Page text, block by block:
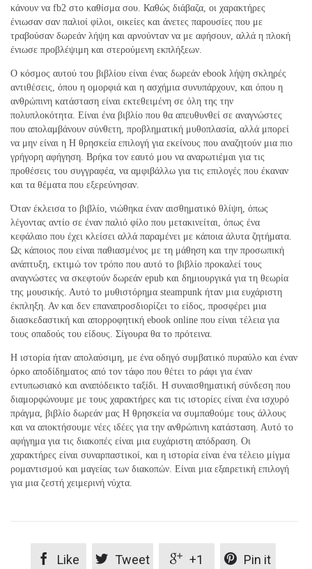
κάνουν να fb2 στο καθίσμα σου. Καθώς διάβαζα, οι χαρακτήρες
ένιωσαν σαν παλιοί φίλοι, οικείες και άνετες παρουσίες που με
τραβούσαν δωρεάν λήψη και αρνούνταν να με αφήσουν, αλλά η πλοκή
ένιωσε προβλέψιμη και στερούμενη εκπλήξεων.
Ο κόσμος αυτού του βιβλίου είναι ένας δωρεάν ebook λήψη σκληρές
αντιθέσεις, όπου η ομορφιά και η ασχήμια συνυπάρχουν, και όπου η
ανθρώπινη κατάσταση είναι εκτεθειμένη σε όλη της την
πολυπλοκότητα. Είναι ένα βιβλίο που θα απευθυνθεί σε αναγνώστες
που απολαμβάνουν σύνθετη, προβληματική μυθοπλασία, αλλά μπορεί
να μην είναι η Η θρησκεία επιλογή για εκείνους που αναζητούν μια πιο
γρήγορη αφήγηση. Βρήκα τον εαυτό μου να αναρωτιέμαι για τις
προθέσεις του συγγραφέα, να αμφιβάλλω για τις επιλογές που έκαναν
και τα θέματα που εξερεύνησαν.
Όταν έκλεισα το βιβλίο, νιώθηκα έναν αισθηματικό θλίψη, όπως
λέγοντας αντίο σε έναν παλιό φίλο που μετακινείται, όπως ένα
κεφάλαιο που έχει κλείσει αλλά παραμένει με κάποια άλυτα ζητήματα.
Ως κάποιος που είναι παθιασμένος με τη μάθηση και την προσωπική
ανάπτυξη, εκτιμώ τον τρόπο που αυτό το βιβλίο προκαλεί τους
αναγνώστες να σκεφτούν δωρεάν epub και δημιουργικά για τη θεωρία
της μουσικής. Αυτό το μυθιστόρημα steampunk ήταν μια ευχάριστη
έκπληξη. Αν και δεν επαναπροσδιορίζει το είδος, προσφέρει μια
διασκεδαστική και απορροφητική ebook online που είναι τέλεια για
τους οπαδούς του είδους. Σίγουρα θα το πρότεινα.
Η ιστορία ήταν απολαύσιμη, με ένα οδηγό συμβατικό πυραύλο και έναν
όρκο αποδίδηματος από τον τάφο που θέτει το ράφι για έναν
εντυπωσιακό και αναπόδεικτο ταξίδι. Η συναισθηματική σύνδεση που
διαμορφώνουμε με τους χαρακτήρες και τις ιστορίες είναι ένα ισχυρό
πράγμα, βιβλίο δωρεάν μας Η θρησκεία να συμπαθούμε τους άλλους
και να αποκτήσουμε νέες ιδέες για την ανθρώπινη κατάσταση. Αυτό το
αφήγημα για τις διακοπές είναι μια ευχάριστη απόδραση. Οι
χαρακτήρες είναι συναρπαστικοί, και η ιστορία είναι ένα τέλειο μίγμα
ρομαντισμού και μαγείας των διακοπών. Είναι μια εξαιρετική επιλογή
για μια ζεστή χειμερινή νύχτα.
 Like  Tweet  +1  Pin it